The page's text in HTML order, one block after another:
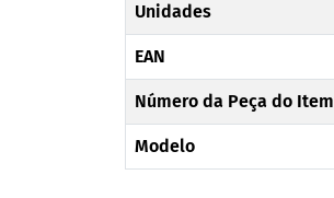
Unidades
EAN
Número da Peça do Item
Modelo